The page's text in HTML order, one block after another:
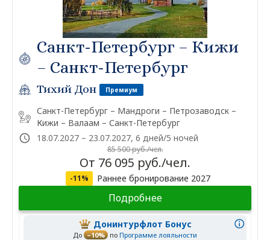
Санкт-Петербург – Кижи
– Санкт-Петербург
Тихий Дон Премиум
Санкт-Петербург – Мандроги – Петрозаводск –
Кижи – Валаам – Санкт-Петербург
18.07.2027 – 23.07.2027, 6 дней/5 ночей
85 500 руб./чел.
От 76 095 руб./чел.
-11% Раннее бронирование 2027
Подробнее
Донинтурфлот Бонус
До –10% по Программе лояльности